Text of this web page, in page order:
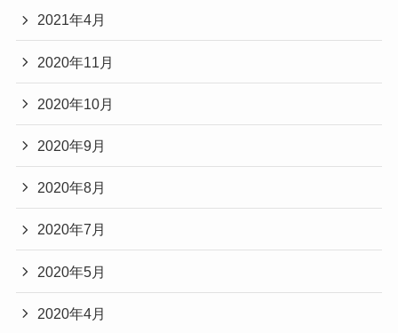
2021年4月
2020年11月
2020年10月
2020年9月
2020年8月
2020年7月
2020年5月
2020年4月